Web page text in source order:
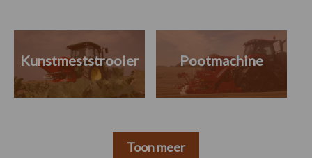
Kunstmeststrooier Pootmachine
Toon meer